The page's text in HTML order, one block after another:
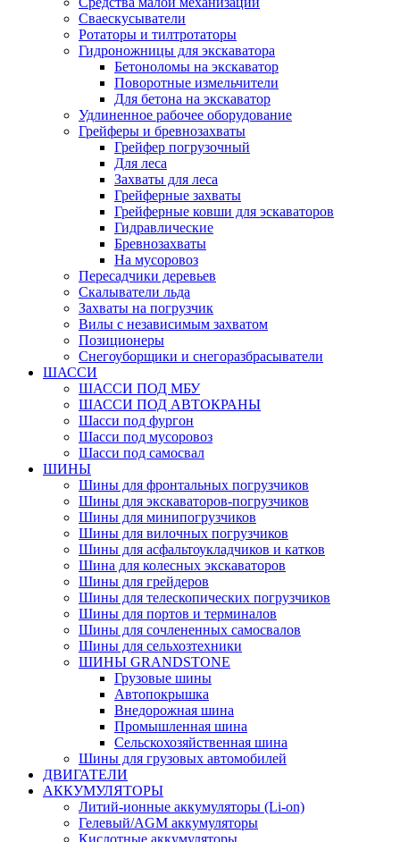
Cваескусыватели
Ротаторы и тилтротаторы
Гидроножницы для экскаватора
Бетоноломы на экскаватор
Поворотные измельчители
Для бетона на экскаватор
Удлиненное рабочее оборудование
Грейферы и бревнозахваты
Грейфер погрузочный
Для леса
Захваты для леса
Грейферные захваты
Грейферные ковши для эскаваторов
Гидравлические
Бревнозахваты
На мусоровоз
Пересадчики деревьев
Скалыватели льда
Захваты на погрузчик
Вилы с независимым захватом
Позиционеры
Снегоуборщики и снегоразбрасыватели
ШАССИ
ШАССИ ПОД МБУ
ШАССИ ПОД АВТОКРАНЫ
Шасси под фургон
Шасси под мусоровоз
Шасси под самосвал
ШИНЫ
Шины для фронтальных погрузчиков
Шины для экскаваторов-погрузчиков
Шины для минипогрузчиков
Шины для вилочных погрузчиков
Шины для асфальтоукладчиков и катков
Шина для колесных экскаваторов
Шины для грейдеров
Шины для телескопических погрузчиков
Шины для портов и терминалов
Шины для сочлененных самосвалов
Шины для сельхозтехники
ШИНЫ GRANDSTONE
Грузовые шины
Автопокрышка
Внедорожная шина
Промышленная шина
Сельскохозяйственная шина
Шины для грузовых автомобилей
ДВИГАТЕЛИ
АККУМУЛЯТОРЫ
Литий-ионные аккумуляторы (Li-on)
Гелевый/AGM аккумуляторы
Кислотные аккумуляторы